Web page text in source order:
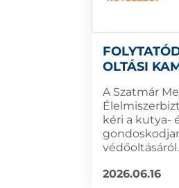
OLTÁSI
A Szatmár
kéri a kutya-
védőoltásáról.
2026.06.16